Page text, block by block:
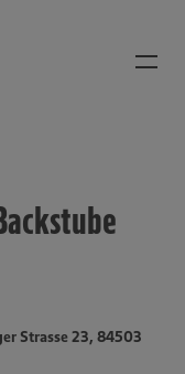
Strasse 23, 84503